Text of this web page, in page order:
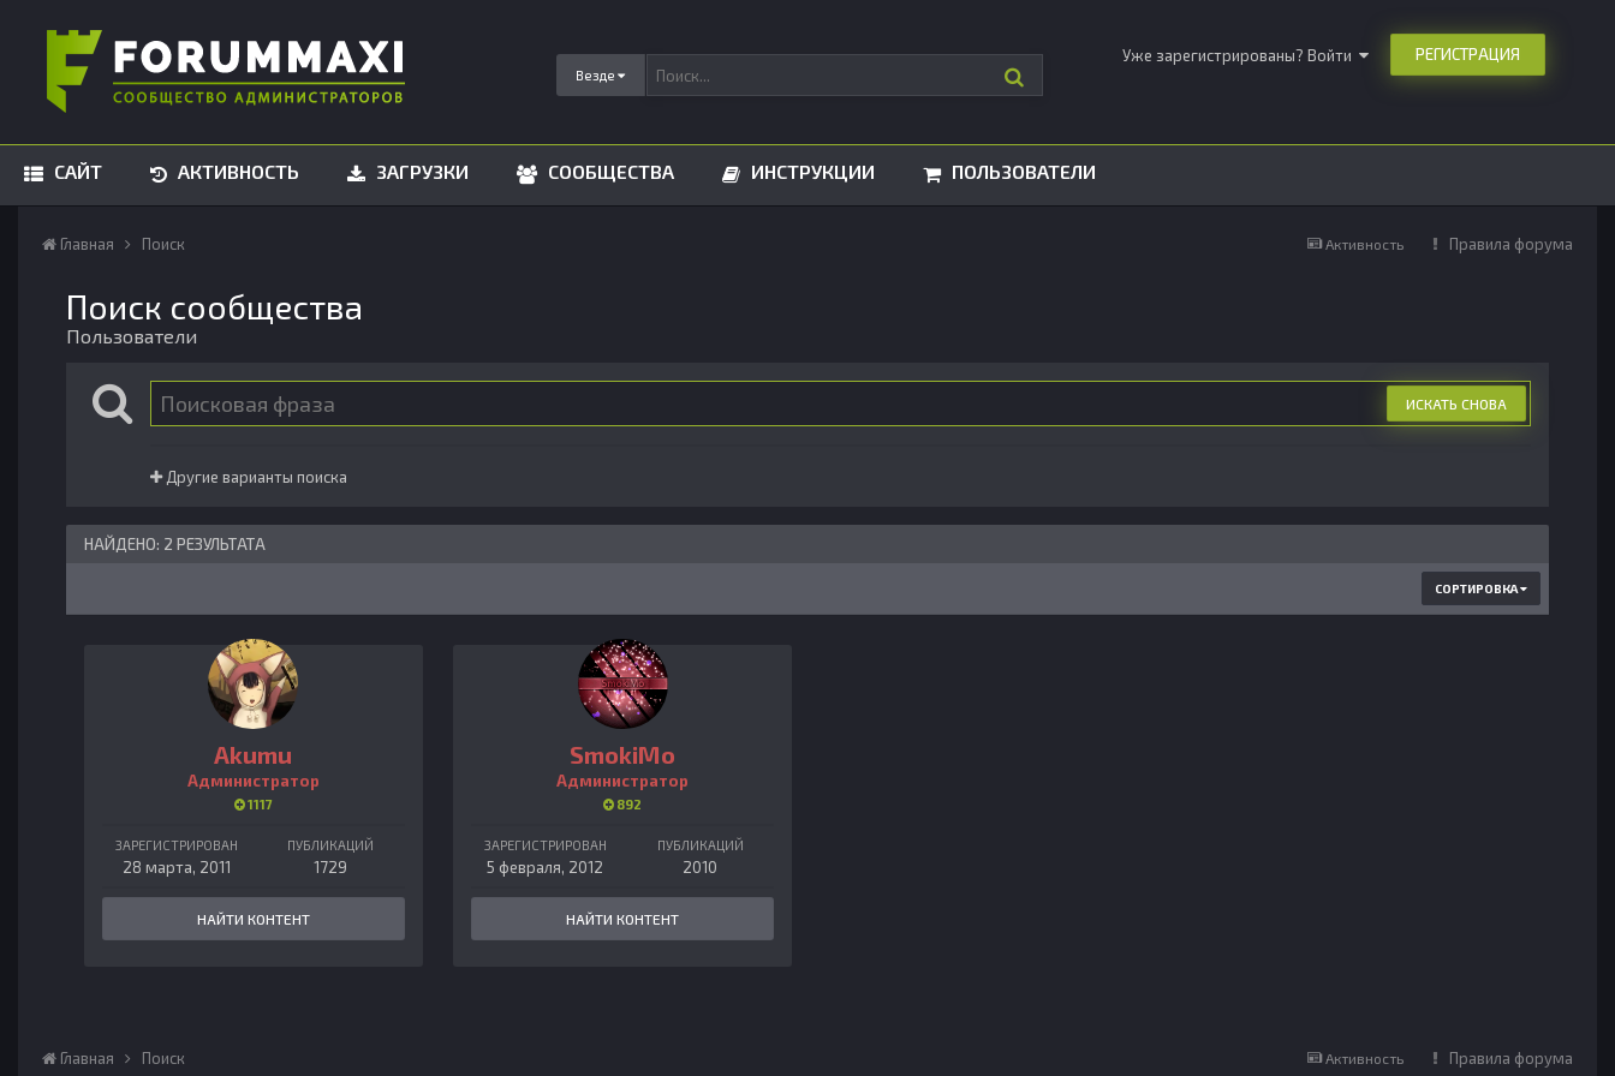
Везде
Уже зарегистрированы? Войти РЕГИСТРАЦИЯ
САЙТ АКТИВНОСТЬ ЗАГРУЗКИ СООБЩЕСТВА ИНСТРУКЦИИ ПОЛЬЗОВАТЕЛИ
Активность Правила форума
Главная Поиск
Поиск сообщества
Пользователи
ИСКАТЬ СНОВА
Другие варианты поиска
НАЙДЕНО: 2 РЕЗУЛЬТАТА
СОРТИРОВКА
Akumu
Администратор
1117
ЗАРЕГИСТРИРОВАН
28 марта, 2011
ПУБЛИКАЦИЙ
1729
НАЙТИ КОНТЕНТ
SmokiMo
Администратор
892
ЗАРЕГИСТРИРОВАН
5 февраля, 2012
ПУБЛИКАЦИЙ
2010
НАЙТИ КОНТЕНТ
Активность Правила форума
Главная Поиск